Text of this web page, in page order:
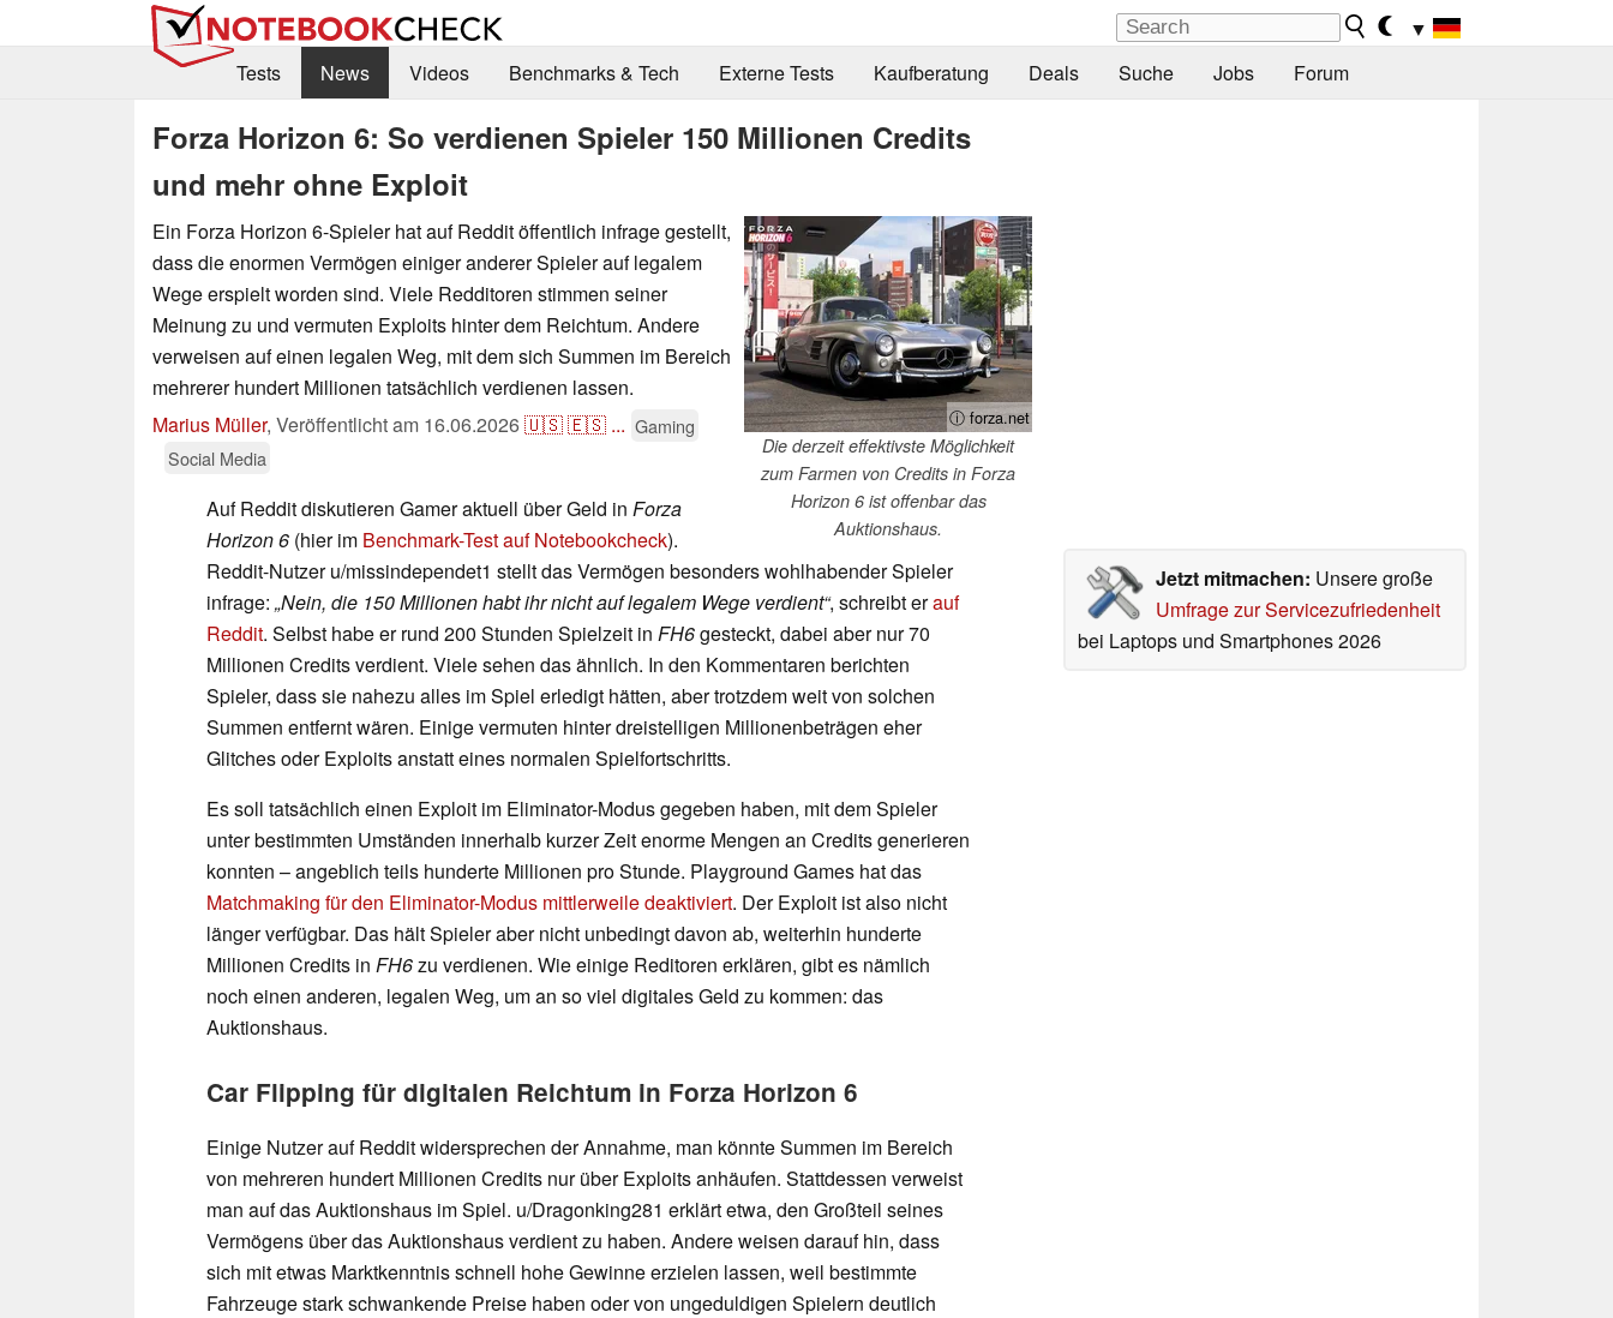
▼
Tests
News Videos Benchmarks & Tech Externe Tests Kaufberatung Deals Suche Jobs Forum
Forza Horizon 6: So verdienen Spieler 150 Millionen Credits
und mehr ohne Exploit
ⓘ forza.net
Die derzeit effektivste Möglichkeit
zum Farmen von Credits in Forza
Horizon 6 ist offenbar das
Auktionshaus.
Ein Forza Horizon 6-Spieler hat auf Reddit öffentlich infrage gestellt,
dass die enormen Vermögen einiger anderer Spieler auf legalem
Wege erspielt worden sind. Viele Redditoren stimmen seiner
Meinung zu und vermuten Exploits hinter dem Reichtum. Andere
verweisen auf einen legalen Weg, mit dem sich Summen im Bereich
mehrerer hundert Millionen tatsächlich verdienen lassen.
Marius Müller, Veröffentlicht am 16.06.2026🇺🇸🇪🇸 ... Gaming
Social Media
Jetzt mitmachen: Unsere große
Umfrage zur Servicezufriedenheit
bei Laptops und Smartphones 2026
Auf Reddit diskutieren Gamer aktuell über Geld in Forza
Horizon 6 (hier im Benchmark-Test auf Notebookcheck).
Reddit-Nutzer u/missindependet1 stellt das Vermögen besonders wohlhabender Spieler
infrage: „Nein, die 150 Millionen habt ihr nicht auf legalem Wege verdient“, schreibt erauf
Reddit. Selbst habe er rund 200 Stunden Spielzeit in FH6gesteckt, dabei aber nur 70
Millionen Credits verdient. Viele sehen das ähnlich. In den Kommentaren berichten
Spieler, dass sie nahezu alles im Spiel erledigt hätten, aber trotzdem weit von solchen
Summen entfernt wären. Einige vermuten hinter dreistelligen Millionenbeträgen eher
Glitches oder Exploits anstatt eines normalen Spielfortschritts.
Es soll tatsächlich einen Exploit im Eliminator-Modus gegeben haben, mit dem Spieler
unter bestimmten Umständen innerhalb kurzer Zeit enorme Mengen an Credits generieren
konnten – angeblich teils hunderte Millionen pro Stunde. Playground Games hat das
Matchmaking für den Eliminator-Modus mittlerweile deaktiviert. Der Exploit ist also nicht
länger verfügbar. Das hält Spieler aber nicht unbedingt davon ab, weiterhin hunderte
Millionen Credits in FH6zu verdienen. Wie einige Reditoren erklären, gibt es nämlich
noch einen anderen, legalen Weg, um an so viel digitales Geld zu kommen: das
Auktionshaus.
Car Flipping für digitalen Reichtum in Forza Horizon 6
Einige Nutzer auf Reddit widersprechen der Annahme, man könnte Summen im Bereich
von mehreren hundert Millionen Credits nur über Exploits anhäufen. Stattdessen verweist
man auf das Auktionshaus im Spiel. u/Dragonking281 erklärt etwa, den Großteil seines
Vermögens über das Auktionshaus verdient zu haben. Andere weisen darauf hin, dass
sich mit etwas Marktkenntnis schnell hohe Gewinne erzielen lassen, weil bestimmte
Fahrzeuge stark schwankende Preise haben oder von ungeduldigen Spielern deutlich